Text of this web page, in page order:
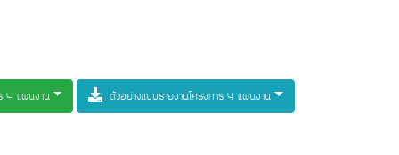
4 แผนงาน ตัวอย่างแบบรายงานโครงการ 4 แผนงาน